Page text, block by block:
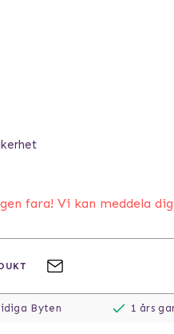
fara! Vi kan meddela
Byten 1 års